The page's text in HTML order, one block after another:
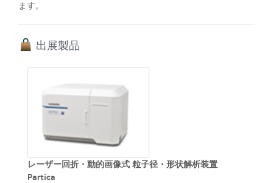
ます。
出展製品
レーザー回折・動的画像式 粒子径・形状解析装置
Partica